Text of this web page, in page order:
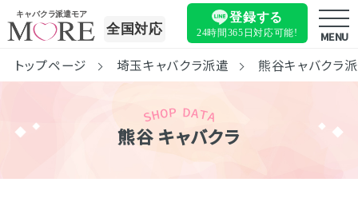
キャバクラ派遣モア
全国対応
登録する
24時間365日対応可能! MENU
トップページ 埼玉キャバクラ派遣 熊谷キャバクラ
熊谷 キャバクラ